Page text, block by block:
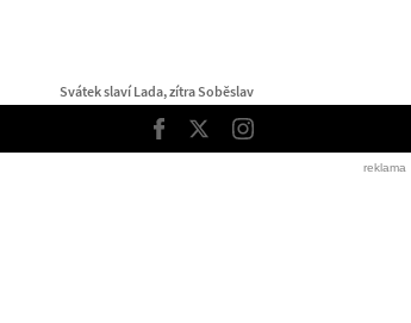
Svátek slaví Lada, zítra Soběslav
Facebook
TwitterInstagram